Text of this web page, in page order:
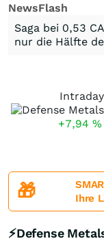
NewsFlash
Saga bei 0,53
nur die Hälfte
Intraday
+7,94 %
🎁
Ihre
⚡Defense